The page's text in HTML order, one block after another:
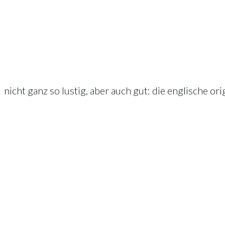
nicht ganz so lustig, aber auch gut: die englische